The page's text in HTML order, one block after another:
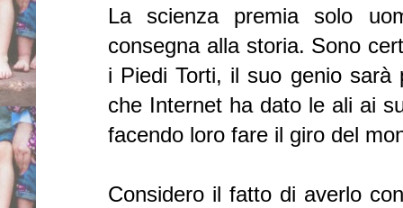
La scienza premia solo
consegna alla storia. Sono
i Piedi Torti, il suo genio sarà
che Internet ha dato le ali ai
facendo loro fare il giro del
Considero il fatto di averlo